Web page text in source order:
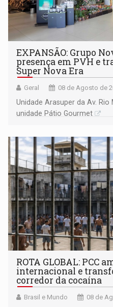
EXPANSÃO: Grupo
presença em PVH e
Super Nova Era
Geral 08 de Agosto de
Unidade Arasuper da Av.
unidade Pátio Gourmet
ROTA GLOBAL: PCC
internacional e
corredor da cocaína
Brasil e Mundo 08 de